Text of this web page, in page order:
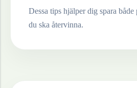
Dessa tips hjälper dig spara
du ska återvinna.